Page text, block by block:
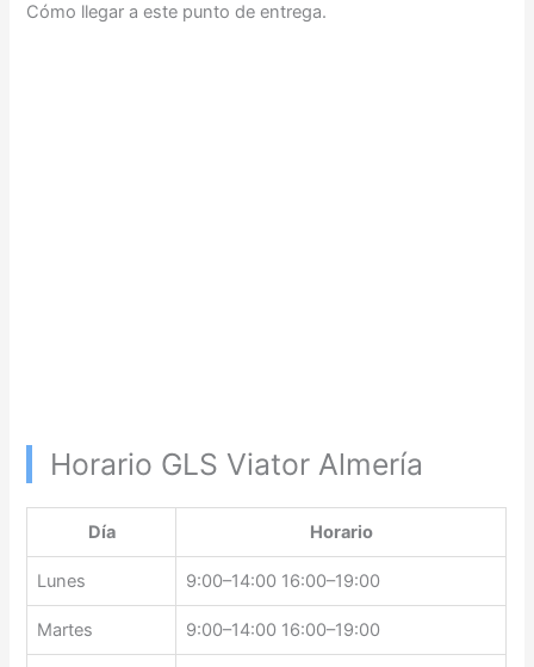
Cómo llegar a este punto de entrega.
Horario GLS Viator Almería
Día Horario
Lunes 9:00–14:00 16:00–19:00
Martes 9:00–14:00 16:00–19:00